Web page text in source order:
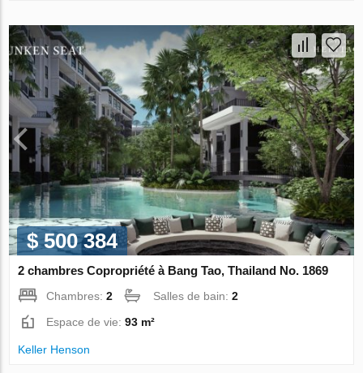
$ 500 384
2 chambres Copropriété à Bang Tao, Thailand No. 1869
Chambres:2 Salles de bain:2
Espace de vie:93 m²
Keller Henson